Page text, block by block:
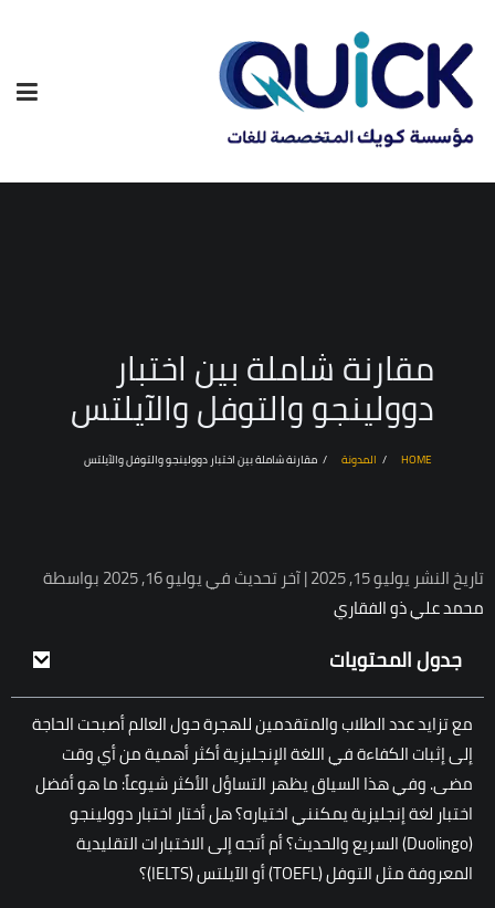
مقارنة شاملة بين اختبار
دوولينجو والتوفل والآيلتس
HOME المدونة مقارنة شاملة بين اختبار دوولينجو والتوفل والآيلتس
تاريخ النشر يوليو 15, 2025 | آخر تحديث في يوليو 16, 2025 بواسطة
محمد علي ذو الفقاري
جدول المحتويات
مع تزايد عدد الطلاب والمتقدمين للهجرة حول العالم أصبحت الحاجة
إلى إثبات الكفاءة في اللغة الإنجليزية أكثر أهمية من أي وقت
مضى. وفي هذا السياق يظهر التساؤل الأكثر شيوعاً: ما هو أفضل
اختبار لغة إنجليزية يمكنني اختياره؟ هل أختار اختبار دوولينجو
(Duolingo) السريع والحديث؟ أم أتجه إلى الاختبارات التقليدية
المعروفة مثل التوفل (TOEFL) أو الآيلتس (IELTS)؟